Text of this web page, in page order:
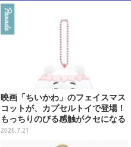
映画「ちいかわ」のフェイスマス
コットが、カプセルトイで登場！
もっちりのびる感触がクセになる
ハチワレ、セイレーンなど全5種
2026.7.21